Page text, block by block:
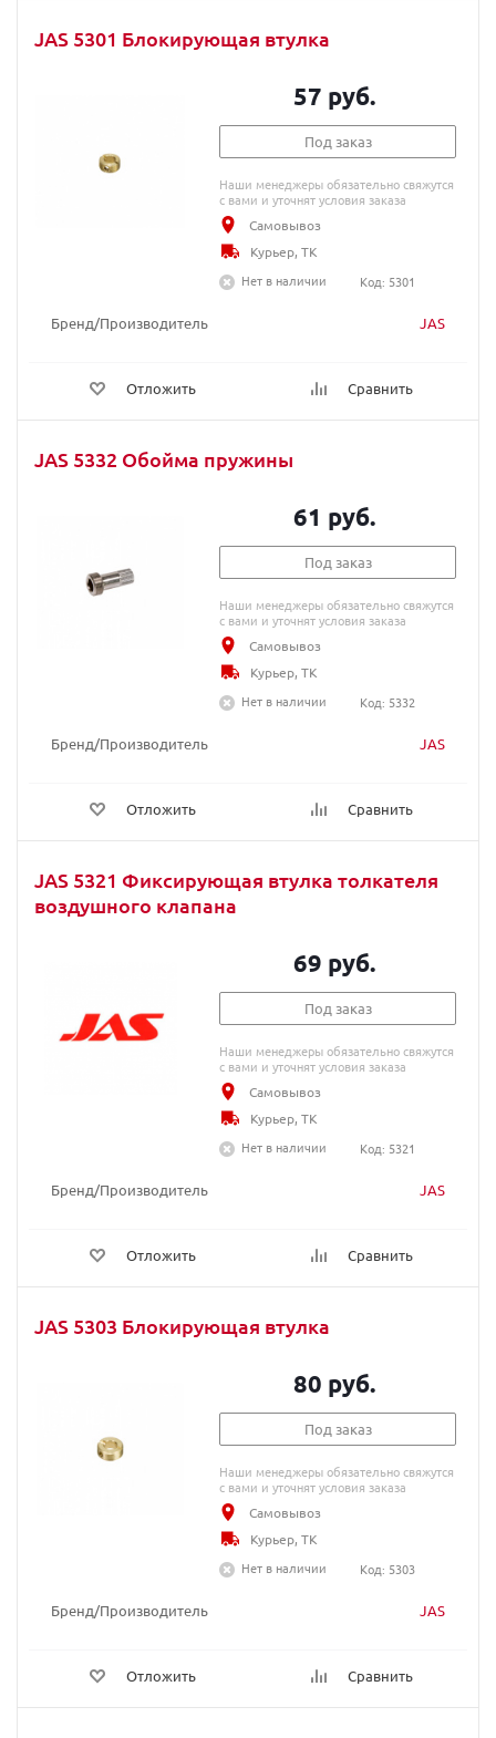
JAS 5301 Блокирующая втулка
Бренд/Производитель JAS
Отложить Сравнить
57 руб.
Под заказ
Наши менеджеры обязательно свяжутся
с вами и уточнят условия заказа
Самовывоз
Курьер, ТК
Нет в наличии
Код: 5301
JAS 5332 Обойма пружины
Бренд/Производитель JAS
Отложить Сравнить
61 руб.
Под заказ
Наши менеджеры обязательно свяжутся
с вами и уточнят условия заказа
Самовывоз
Курьер, ТК
Нет в наличии
Код: 5332
JAS 5321 Фиксирующая втулка толкателя
воздушного клапана
Бренд/Производитель JAS
Отложить Сравнить
69 руб.
Под заказ
Наши менеджеры обязательно свяжутся
с вами и уточнят условия заказа
Самовывоз
Курьер, ТК
Нет в наличии
Код: 5321
JAS 5303 Блокирующая втулка
Бренд/Производитель JAS
Отложить Сравнить
80 руб.
Под заказ
Наши менеджеры обязательно свяжутся
с вами и уточнят условия заказа
Самовывоз
Курьер, ТК
Нет в наличии
Код: 5303